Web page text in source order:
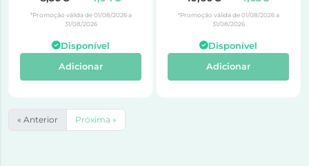
*Promoção válida de 01/08/2026 a
31/08/2026
Disponível
Adicionar
*Promoção válida de 01/08/2026 a
31/08/2026
Disponível
Adicionar
« Anterior Próxima »